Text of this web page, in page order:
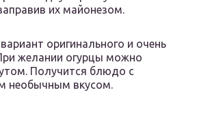
их майонезом.
оригинального и очень
желании огурцы можно
Получится блюдо с
необычным вкусом.